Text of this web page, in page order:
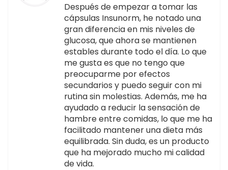
Después de empezar a tomar las
cápsulas Insunorm, he notado una
gran diferencia en mis niveles de
glucosa, que ahora se mantienen
estables durante todo el día. Lo que
me gusta es que no tengo que
preocuparme por efectos
secundarios y puedo seguir con mi
rutina sin molestias. Además, me ha
ayudado a reducir la sensación de
hambre entre comidas, lo que me ha
facilitado mantener una dieta más
equilibrada. Sin duda, es un producto
que ha mejorado mucho mi calidad
de vida.